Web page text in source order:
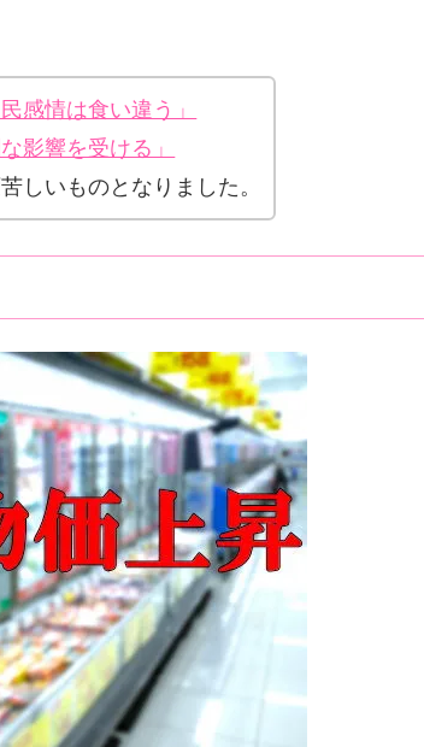
感情は食い違う」
影響を受ける」
しいものとなりました。